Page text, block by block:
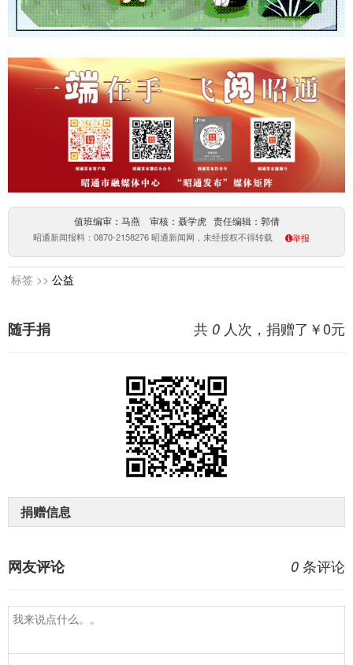
值班编审：马燕 审核：聂学虎 责任编辑：郭倩
昭通新闻报料：0870-2158276 昭通新闻网，未经授权不得转载 举报
标签 >> 公益
共 0 人次，捐赠了￥0元
随手捐
捐赠信息
0 条评论
网友评论